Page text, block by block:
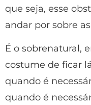
que seja, esse
andar por sobre
É o sobrenatural,
costume de ficar
quando é
quando é